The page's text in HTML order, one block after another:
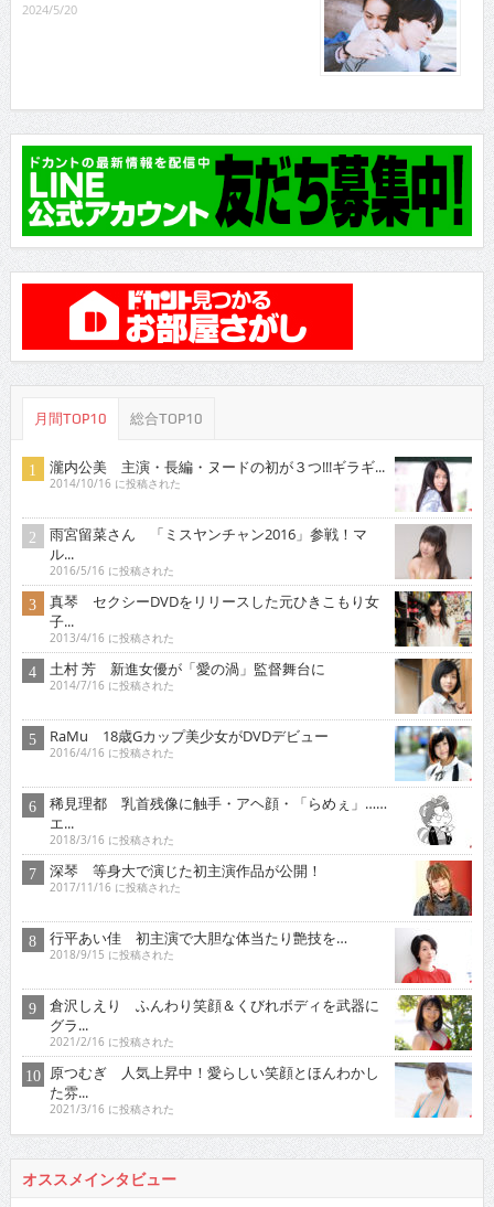
2024/5/20
月間TOP10 総合TOP10
瀧内公美 主演・長編・ヌードの初が３つ!!!ギラギ...
2014/10/16 に投稿された
雨宮留菜さん 「ミスヤンチャン2016」参戦！マ
ル...
2016/5/16 に投稿された
真琴 セクシーDVDをリリースした元ひきこもり女
子...
2013/4/16 に投稿された
土村 芳 新進女優が「愛の渦」監督舞台に
2014/7/16 に投稿された
RaMu 18歳Gカップ美少女がDVDデビュー
2016/4/16 に投稿された
稀見理都 乳首残像に触手・アヘ顔・「らめぇ」……
エ...
2018/3/16 に投稿された
深琴 等身大で演じた初主演作品が公開！
2017/11/16 に投稿された
行平あい佳 初主演で大胆な体当たり艶技を…
2018/9/15 に投稿された
倉沢しえり ふんわり笑顔＆くびれボディを武器に
グラ...
2021/2/16 に投稿された
原つむぎ 人気上昇中！愛らしい笑顔とほんわかし
た雰...
2021/3/16 に投稿された
オススメインタビュー